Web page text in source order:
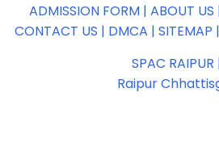
ADMISSION FORM | ABOUT US
CONTACT US | DMCA | SITEMAP |
SPAC
Raipur